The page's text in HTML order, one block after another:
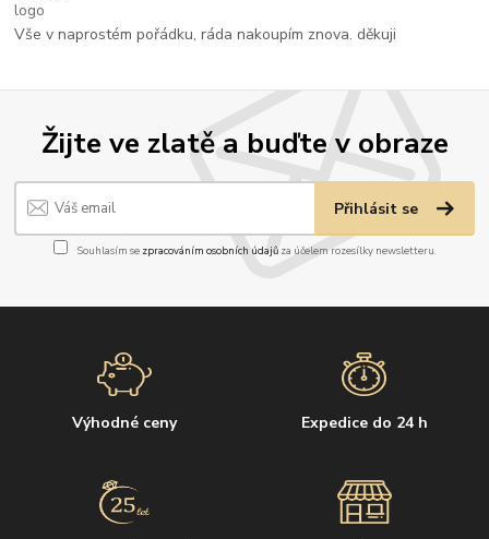
Žijte ve zlatě a buďte v obraze
Přihlásit se
Souhlasím se zpracováním osobních údajůza účelem rozesílky newsletteru.
Výhodné ceny Expedice do 24 h
Vše v naprostém pořádku, ráda nakoupím znova. děkuji